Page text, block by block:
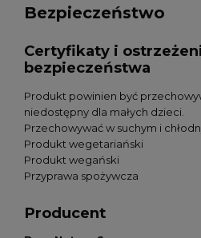
Bezpieczeństwo
Certyfikaty i
bezpieczeństwa
Produkt powinien być
niedostępny dla małych dzieci.
Przechowywać w suchym i
Produkt wegetariański
Produkt wegański
Przyprawa spożywcza
Producent